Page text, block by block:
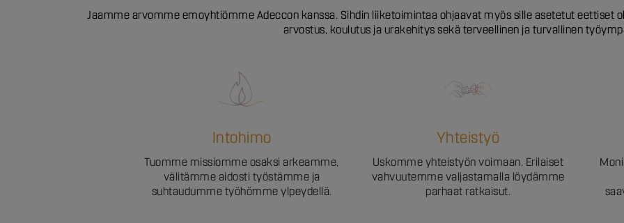
Jaamme arvomme emoyhtiömme Adeccon kanssa. Sihdin liiketoimintaa ohjaavat myös sille asetetut eettiset
arvostus, koulutus ja urakehitys sekä terveellinen ja turvallinen
Intohimo
Tuomme missiomme osaksi arkeamme,
välitämme aidosti työstämme ja
suhtaudumme työhömme ylpeydellä.
Yhteistyö
Uskomme yhteistyön voimaan. Erilaiset
vahvuutemme valjastamalla löydämme
parhaat ratkaisut.